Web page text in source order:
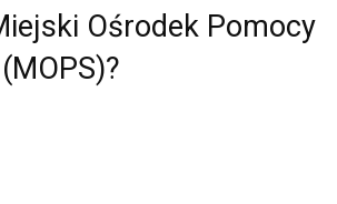
Ośrodek Pomocy